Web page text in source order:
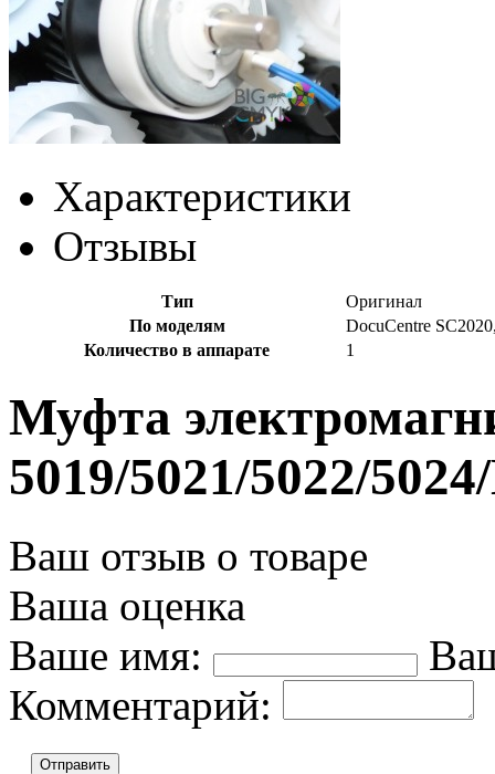
Характеристики
Отзывы
Тип
Оригинал
По моделям
DocuCentre
Количество в аппарате
1
Муфта
5019/5021/5022/
Ваш отзыв о товаре
Ваша оценка
Ваше имя:
Комментарий:
Отправить